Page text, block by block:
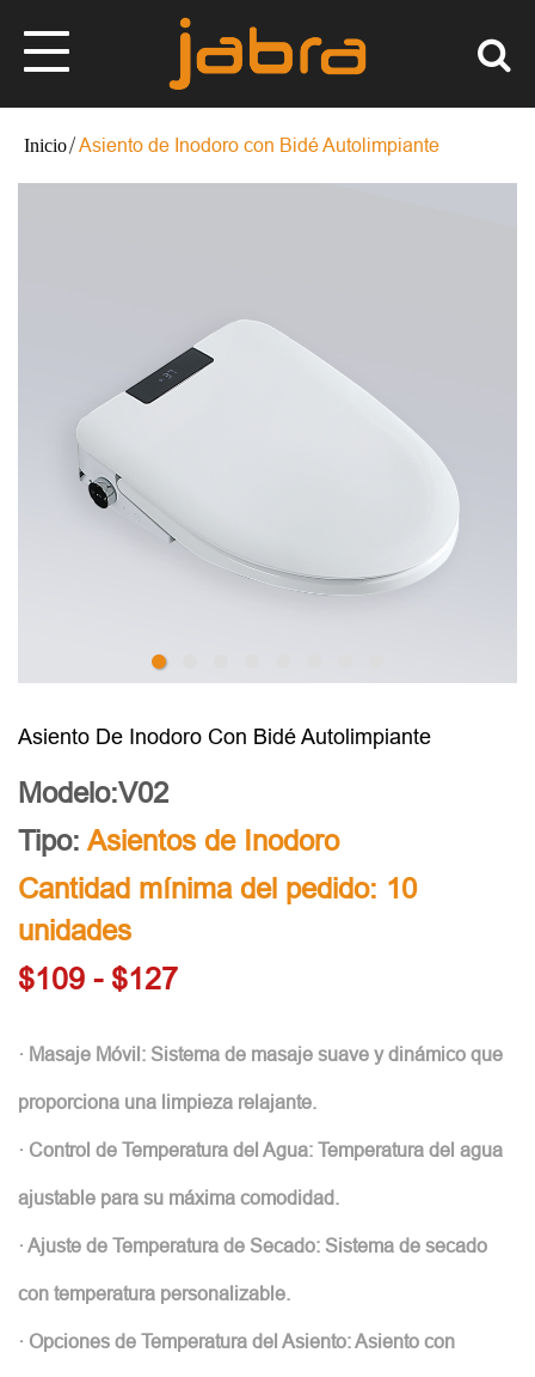
Asiento de Inodoro con Bidé Autolimpiante
Asiento De Inodoro Con Bidé Autolimpiante
Modelo:V02
Tipo: Asientos de Inodoro
Cantidad mínima del pedido: 10
unidades
$109 - $127
· Masaje Móvil: Sistema de masaje suave y dinámico que
proporciona una limpieza relajante.
· Control de Temperatura del Agua: Temperatura del agua
ajustable para su máxima comodidad.
· Ajuste de Temperatura de Secado: Sistema de secado
con temperatura personalizable.
· Opciones de Temperatura del Asiento: Asiento con